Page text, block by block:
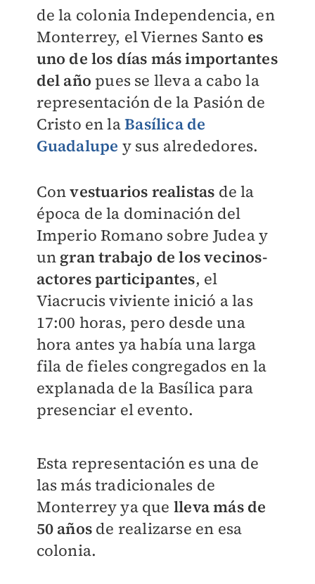
de la colonia Independencia, en
Monterrey, el Viernes Santo es
uno de los días más importantes
del año pues se lleva a cabo la
representación de la Pasión de
Cristo en laBasílica de
Guadalupe y sus alrededores.
Convestuarios realistas de la
época de la dominación del
Imperio Romano sobre Judea y
ungran trabajo de los vecinos-
actores participantes, el
Viacrucis viviente inició a las
17:00 horas, pero desde una
hora antes ya había una larga
fila de fieles congregados en la
explanada de la Basílica para
presenciar el evento.
Esta representación es una de
las más tradicionales de
Monterrey ya que lleva más de
50 años de realizarse en esa
colonia.